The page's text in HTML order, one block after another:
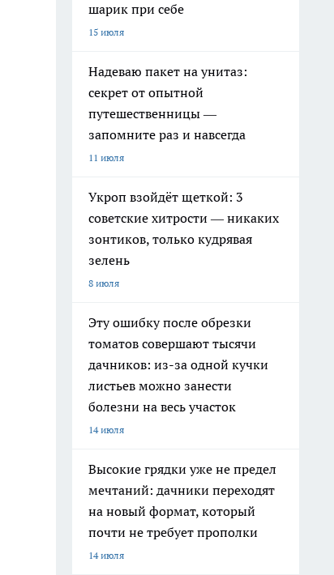
шарик при себе
15 июля
Надеваю пакет на унитаз:
секрет от опытной
путешественницы —
запомните раз и навсегда
11 июля
Укроп взойдёт щеткой: 3
советские хитрости — никаких
зонтиков, только кудрявая
зелень
8 июля
Эту ошибку после обрезки
томатов совершают тысячи
дачников: из-за одной кучки
листьев можно занести
болезни на весь участок
14 июля
Высокие грядки уже не предел
мечтаний: дачники переходят
на новый формат, который
почти не требует прополки
14 июля